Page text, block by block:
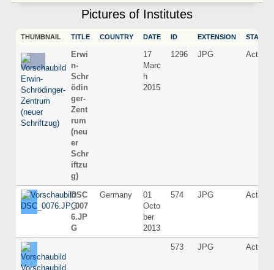
Pictures of Institutes
THUMBNAIL TITLE COUNTRY DATE ID EXTENSION STATUS
Erwi
n-
Schr
ödin
ger-
Zent
rum
(neu
er
Schr
iftzu
g)
17
Marc
h
2015
1296 JPG Active
DSC
_007
6.JP
G
Germany
01
Octo
ber
2013
574 JPG Active
573 JPG Active